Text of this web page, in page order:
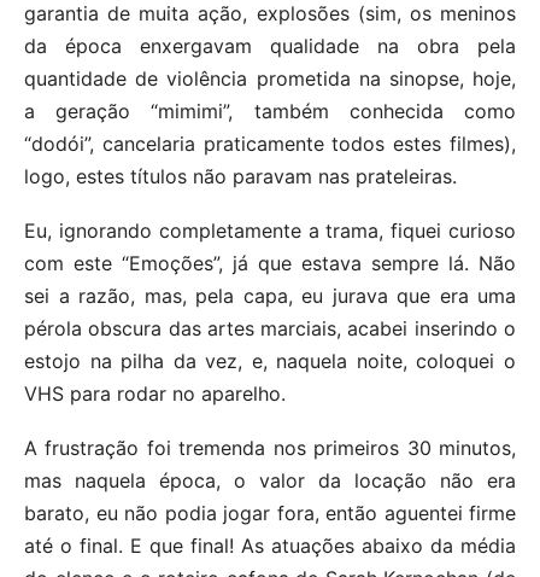
garantia de muita ação, explosões (sim, os meninos
da época enxergavam qualidade na obra pela
quantidade de violência prometida na sinopse, hoje,
a geração “mimimi”, também conhecida como
“dodói”, cancelaria praticamente todos estes filmes),
logo, estes títulos não paravam nas prateleiras.
Eu, ignorando completamente a trama, fiquei curioso
com este “Emoções”, já que estava sempre lá. Não
sei a razão, mas, pela capa, eu jurava que era uma
pérola obscura das artes marciais, acabei inserindo o
estojo na pilha da vez, e, naquela noite, coloquei o
VHS para rodar no aparelho.
A frustração foi tremenda nos primeiros 30 minutos,
mas naquela época, o valor da locação não era
barato, eu não podia jogar fora, então aguentei firme
até o final. E que final! As atuações abaixo da média